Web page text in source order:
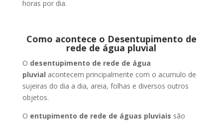
horas por dia.
Como acontece o Desentupimento de
rede de água pluvial
O desentupimento de rede de água
pluvial acontecem principalmente com o acumulo de
sujeiras do dia a dia, areia, folhas e diversos outros
objetos.
O entupimento de rede de águas pluviais são